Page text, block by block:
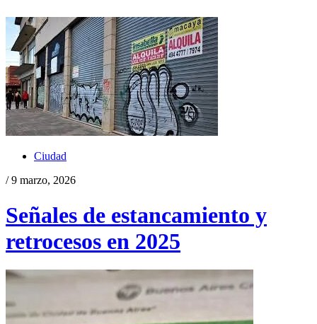
Ciudad
/ 9 marzo, 2026
Señales de estancamiento y
retrocesos en 2025